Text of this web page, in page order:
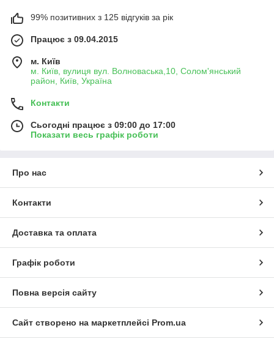
99% позитивних з 125 відгуків за рік
Працює з 09.04.2015
м. Київ
м. Київ, вулиця вул. Волноваська,10, Солом'янський
район, Київ, Україна
Контакти
Сьогодні працює з 09:00 до 17:00
Показати весь графік роботи
Про нас
Контакти
Доставка та оплата
Графік роботи
Повна версія сайту
Сайт створено на маркетплейсі Prom.ua